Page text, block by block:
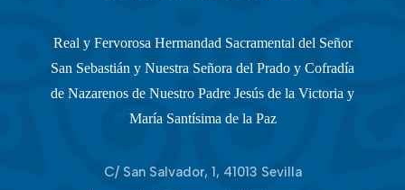
Real y Fervorosa Hermandad Sacramental del Señor
San Sebastián y Nuestra Señora del Prado y Cofradía
de Nazarenos de Nuestro Padre Jesús de la Victoria y
María Santísima de la Paz
C/ San Salvador, 1, 41013 Sevilla